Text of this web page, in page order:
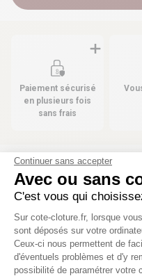
Paiement sécurisé
en plusieurs fois
sans frais
Les produits
6 déclinaisons
Panneau clôture gabion -
79,73 €
Continuer sans accepter
Avec ou sans
C'est vous qui
Plateforme de
Sur cote-cloture.fr, lorsque
sont déposés sur votre
Ceux-ci nous permettent de
d'éventuels problèmes et d'y
possibilité de paramétrer votre